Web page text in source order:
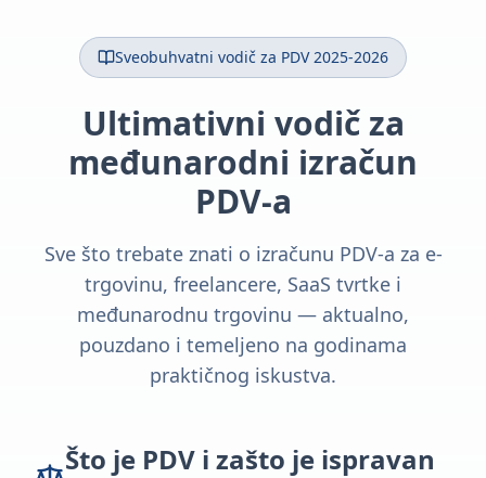
Sveobuhvatni vodič za PDV 2025-2026
Ultimativni vodič za
međunarodni izračun
PDV-a
Sve što trebate znati o izračunu PDV-a za e-
trgovinu, freelancere, SaaS tvrtke i
međunarodnu trgovinu — aktualno,
pouzdano i temeljeno na godinama
praktičnog iskustva.
Što je PDV i zašto je ispravan